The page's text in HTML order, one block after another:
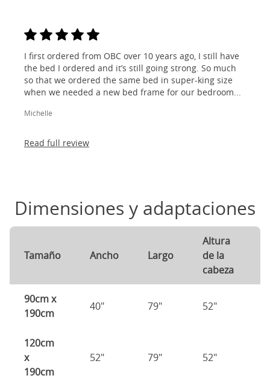
I first ordered from OBC over 10 years ago, I still have
the bed I ordered and it’s still going strong. So much
so that we ordered the same bed in super-king size
when we needed a new bed frame for our bedroom...
Michelle
Read full review
Dimensiones y adaptaciones
Tamaño Ancho Largo
Altura
de la
cabeza
90cm x
190cm
40" 79" 52"
120cm
x
190cm
52" 79" 52"